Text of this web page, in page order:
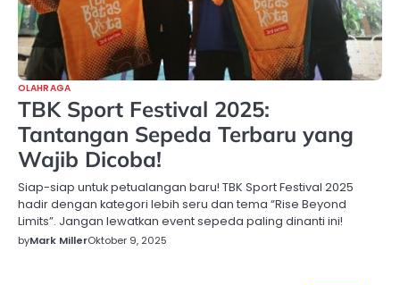
OLAHRAGA
TBK Sport Festival 2025:
Tantangan Sepeda Terbaru yang
Wajib Dicoba!
Siap-siap untuk petualangan baru! TBK Sport Festival 2025
hadir dengan kategori lebih seru dan tema “Rise Beyond
Limits”. Jangan lewatkan event sepeda paling dinanti ini!
byMark MillerOktober 9, 2025